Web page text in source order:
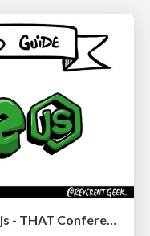
The Illustrated Guide to Node.js - THAT Conference 2024